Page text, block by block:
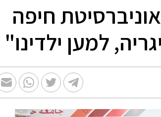
חיפה
למען ילדינו"